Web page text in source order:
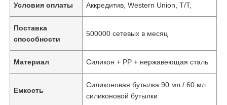
Условия оплаты Аккредитив, Western Union, T/T,
Поставка
способности
500000 сетевых в месяц
Материал Силикон + PP + нержавеющая сталь
Емкость
Силиконовая бутылка 90 мл / 60 мл
силиконовой бутылки